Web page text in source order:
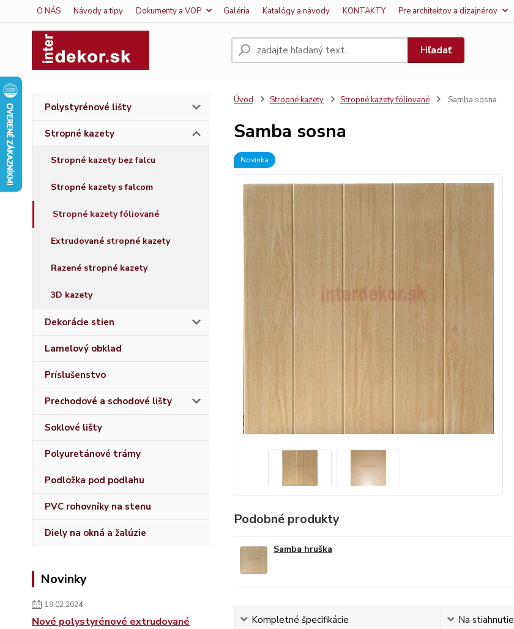
O NÁS Návody a tipy Dokumenty a VOP Galéria Katalógy a návody KONTAKTY Pre architektov a dizajnérov
Hľadať
Polystyrénové lišty
Stropné kazety
Stropné kazety bez falcu
Stropné kazety s falcom
Stropné kazety fóliované
Extrudované stropné kazety
Razené stropné kazety
3D kazety
Dekorácie stien
Lamelový obklad
Príslušenstvo
Prechodové a schodové lišty
Soklové lišty
Polyuretánové trámy
Podložka pod podlahu
PVC rohovníky na stenu
Diely na okná a žalúzie
Novinky
19.02.2024
Nové polystyrénové extrudované
Úvod Stropné kazety Stropné kazety fóliované Samba sosna
Samba sosna
Novinka
Podobné produkty
Samba hruška
Kompletné špecifikácie Na stiahnutie